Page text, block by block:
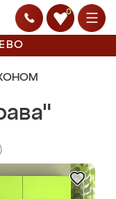
0